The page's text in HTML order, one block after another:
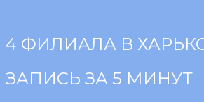
4 ФИЛИАЛА В
ЗАПИСЬ ЗА 5 МИНУТ